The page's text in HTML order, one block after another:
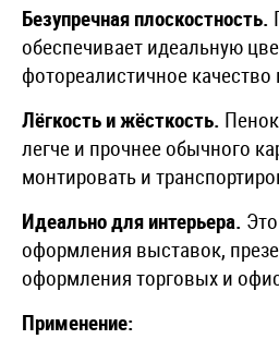
Безупречная плоскостность.
обеспечивает идеальную
фотореалистичное качество
Лёгкость и жёсткость.
легче и прочнее обычного
монтировать и
Идеально для интерьера.
оформления выставок,
оформления торговых и
Применение: